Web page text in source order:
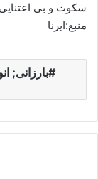
سکوت و بی
منبع:ایرنا
بارزانی;